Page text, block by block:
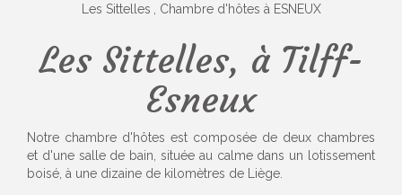
Les Sittelles
, Chambre d'hôtes à ESNEUX
Les Sittelles, à Tilff-
Esneux
Notre chambre d'hôtes est composée de deux chambres
et d'une salle de bain, située au calme dans un lotissement
boisé, à une dizaine de kilomètres de Liège.